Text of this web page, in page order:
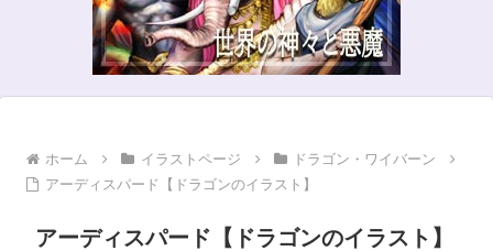
ホーム イラストページ
ドラゴン・ワイバーン
アーディスパード【ドラゴンのイラスト】
アーディスパード【ドラゴンのイラスト】